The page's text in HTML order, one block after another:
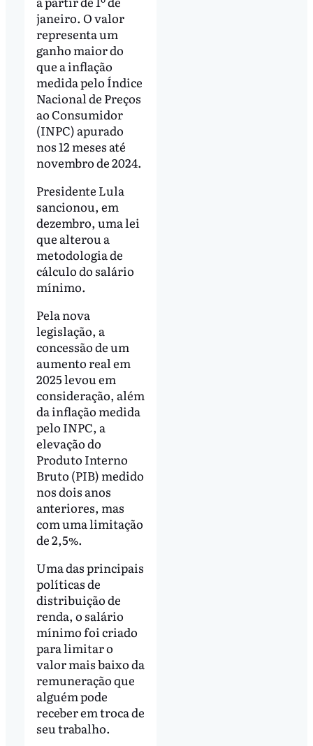
janeiro. O valor
representa um
ganho maior do
que a inflação
medida pelo Índice
Nacional de Preços
ao Consumidor
(INPC) apurado
nos 12 meses até
novembro de 2024.
Presidente Lula
sancionou, em
dezembro, uma lei
que alterou a
metodologia de
cálculo do salário
mínimo.
Pela nova
legislação, a
concessão de um
aumento real em
2025 levou em
consideração, além
da inflação medida
pelo INPC, a
elevação do
Produto Interno
Bruto (PIB) medido
nos dois anos
anteriores, mas
com uma limitação
de 2,5%.
Uma das principais
políticas de
distribuição de
renda, o salário
mínimo foi criado
para limitar o
valor mais baixo da
remuneração que
alguém pode
receber em troca de
seu trabalho.